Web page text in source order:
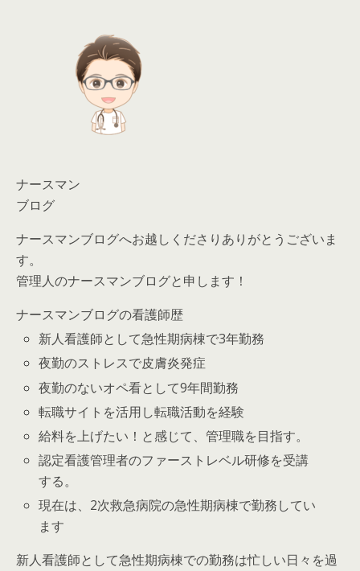
ナースマン
ブログ
ナースマンブログへお越しくださりありがとうございま
す。
管理人のナースマンブログと申します！
ナースマンブログの看護師歴
新人看護師として急性期病棟で3年勤務
夜勤のストレスで皮膚炎発症
夜勤のないオペ看として9年間勤務
転職サイトを活用し転職活動を経験
給料を上げたい！と感じて、管理職を目指す。
認定看護管理者のファーストレベル研修を受講
する。
現在は、2次救急病院の急性期病棟で勤務してい
ます
新人看護師として急性期病棟での勤務は忙しい日々を過